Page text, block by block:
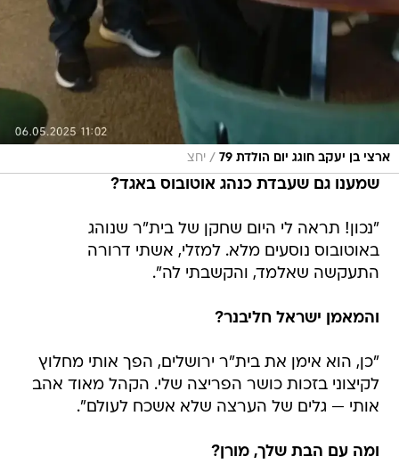
ארצי בן יעקב חוגג יום הולדת 79 / יחצ
שמענו גם שעבדת כנהג אוטובוס באגד?
"נכון! תראה לי היום שחקן של בית"ר שנוהג
באוטובוס נוסעים מלא. למזלי, אשתי דרורה
התעקשה שאלמד, והקשבתי לה".
והמאמן ישראל חליבנר?
"כן, הוא אימן את בית"ר ירושלים, הפך אותי מחלוץ
לקיצוני בזכות כושר הפריצה שלי. הקהל מאוד אהב
אותי — גלים של הערצה שלא אשכח לעולם".
ומה עם הבת שלך, מורן?